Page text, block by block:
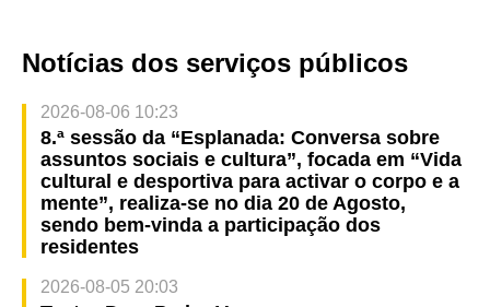
Notícias dos serviços públicos
2026-08-06 10:23
8.ª sessão da “Esplanada: Conversa sobre
assuntos sociais e cultura”, focada em “Vida
cultural e desportiva para activar o corpo e a
mente”, realiza-se no dia 20 de Agosto,
sendo bem-vinda a participação dos
residentes
2026-08-05 20:03